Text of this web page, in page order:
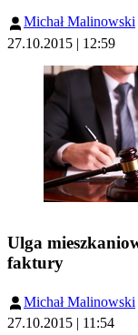
Michał Malinowski
27.10.2015 | 12:59
Ulga
faktury
Michał Malinowski
27.10.2015 | 11:54